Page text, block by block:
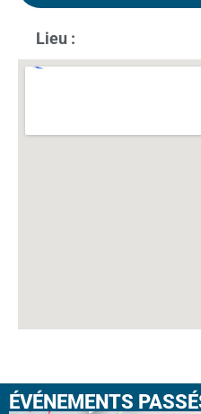
Lieu :
ÉVÉNEMENTS